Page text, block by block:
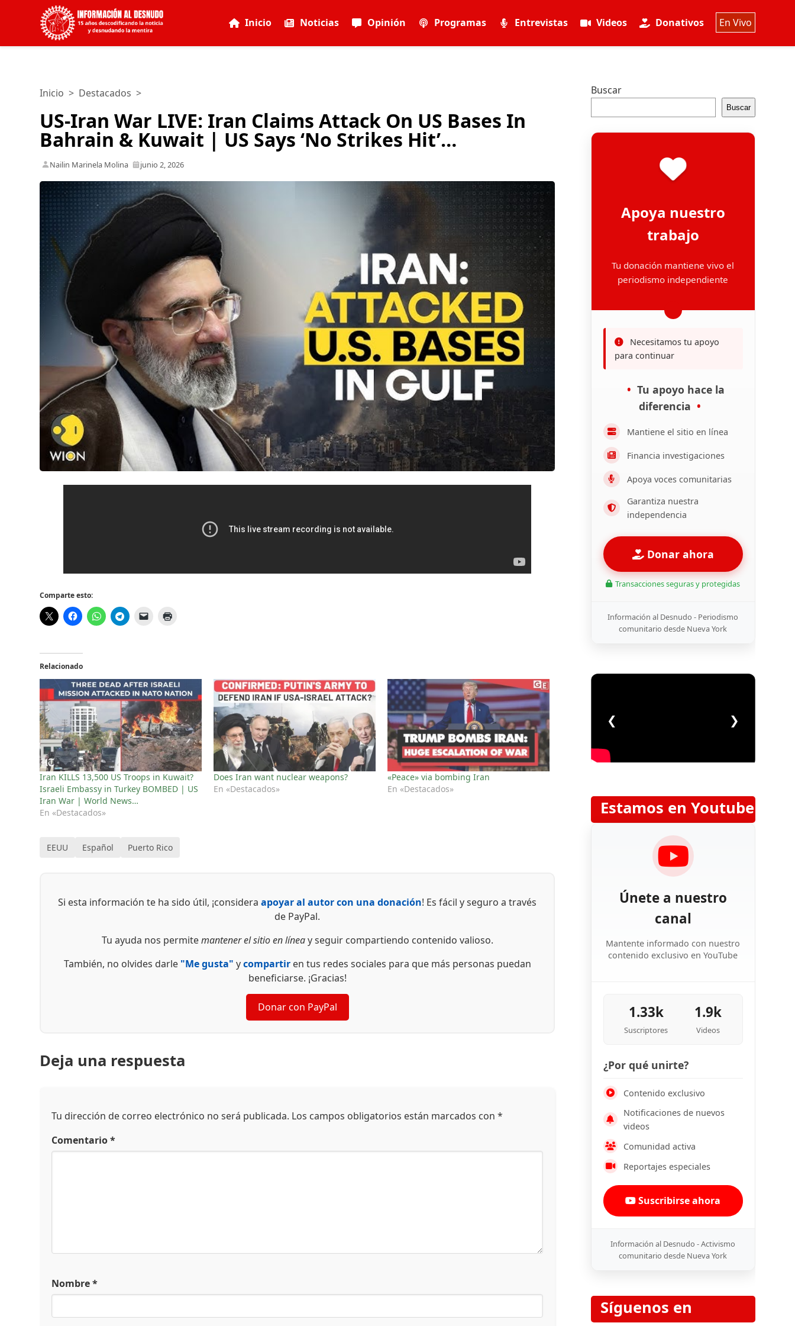
Inicio Noticias Opinión Programas Entrevistas Videos Donativos En Vivo
Inicio > Destacados >
US-Iran War LIVE: Iran Claims Attack On US Bases In
Bahrain & Kuwait | US Says ‘No Strikes Hit’…
Nailin Marinela Molina junio 2, 2026
Comparte esto:
Relacionado
Iran KILLS 13,500 US Troops in Kuwait?
Israeli Embassy in Turkey BOMBED | US
Iran War | World News…
En «Destacados»
Does Iran want nuclear weapons?
En «Destacados»
«Peace» via bombing Iran
En «Destacados»
EEUU Español Puerto Rico
Si esta información te ha sido útil, ¡consideraapoyar al autor con una donación! Es fácil y seguro a través
de PayPal.
Tu ayuda nos permitemantener el sitio en líneay seguir compartiendo contenido valioso.
También, no olvides darle "Me gusta" ycompartiren tus redes sociales para que más personas puedan
beneficiarse. ¡Gracias!
Donar con PayPal
Deja una respuesta
Tu dirección de correo electrónico no será publicada. Los campos obligatorios están marcados con*
Comentario*
Nombre*
Buscar
Buscar
Apoya nuestro
trabajo
Tu donación mantiene vivo el
periodismo independiente
Necesitamos tu apoyo
para continuar
Tu apoyo hace la
diferencia
Mantiene el sitio en línea
Financia investigaciones
Apoya voces comunitarias
Garantiza nuestra
independencia
Donar ahora
Transacciones seguras y protegidas
Información al Desnudo - Periodismo
comunitario desde Nueva York
❮ ❯
Estamos en Youtube
Únete a nuestro
canal
Mantente informado con nuestro
contenido exclusivo en YouTube
1.33k
Suscriptores
1.9k
Videos
¿Por qué unirte?
Contenido exclusivo
Notificaciones de nuevos
videos
Comunidad activa
Reportajes especiales
Suscribirse ahora
Información al Desnudo - Activismo
comunitario desde Nueva York
Síguenos en